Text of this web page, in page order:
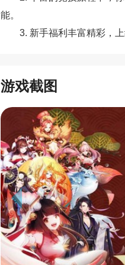
能。
3. 新手福利丰富精彩，
游戏截图